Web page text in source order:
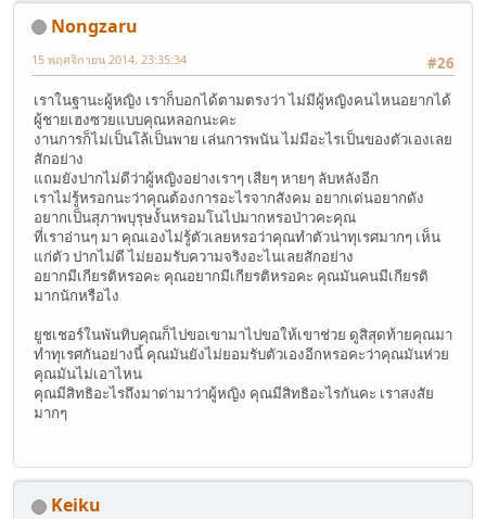
Nongzaru
#26
15 พฤศจิกายน 2014, 23:35:34
เราในฐานะผู้หญิง เราก็บอกได้ตามตรงว่า ไม่มีผู้หญิงคนไหนอยากได้
ผู้ชายเฮงซวยแบบคุณหลอกนะคะ
งานการก็ไม่เป็นโล้เป็นพาย เล่นการพนัน ไม่มีอะไรเป็นของตัวเองเลย
สักอย่าง
แถมยังปากไม่ดีว่าผู้หญิงอย่างเราๆ เสียๆ หายๆ ลับหลังอีก
เราไม่รู้หรอกนะว่าคุณต้องการอะไรจากสังคม อยากเด่นอยากดัง
อยากเป็นสุภาพบุรุษงั้นหรอมโนไปมากหรอป่าวคะคุณ
ที่เราอ่านๆ มา คุณเองไม่รู้ตัวเลยหรอว่าคุณทำตัวน่าทุเรศมากๆ เห็น
แก่ตัว ปากไม่ดี ไม่ยอมรับความจริงอะไนเลยสักอย่าง
อยากมีเกียรติหรอคะ คุณอยากมีเกียรติหรอคะ คุณมันคนมีเกียรติ
มากนักหรือไง
ยูชเชอร์ในพันทิบคุณก็ไปขอเขามาไปขอให้เขาช่วย ดูสิสุดท้ายคุณมา
ทำทุเรศกันอย่างนี้ คุณมันยังไม่ยอมรับตัวเองอีกหรอคะว่าคุณมันห่วย
คุณมันไม่เอาไหน
คุณมีสิทธิอะไรถึงมาด่ามาว่าผู้หญิง คุณมีสิทธิอะไรกันคะ เราสงสัย
มากๆ
Keiku